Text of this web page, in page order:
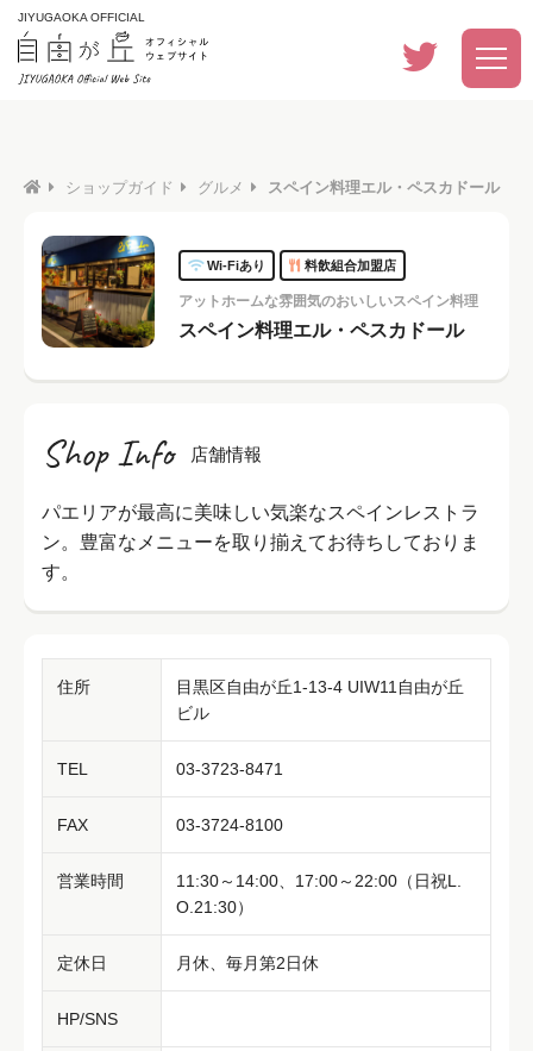
JIYUGAOKA OFFICIAL
ショップガイド グルメ スペイン料理エル・ペスカドール
Wi-Fiあり 料飲組合加盟店
アットホームな雰囲気のおいしいスペイン料理
スペイン料理エル・ペスカドール
Shop Info 店舗情報
パエリアが最高に美味しい気楽なスペインレストラ
ン。豊富なメニューを取り揃えてお待ちしておりま
す。
住所
目黒区自由が丘1-13-4 UIW11自由が丘
ビル
TEL 03-3723-8471
FAX 03-3724-8100
営業時間
11:30～14:00、17:00～22:00（日祝L.
O.21:30）
定休日 月休、毎月第2日休
HP/SNS